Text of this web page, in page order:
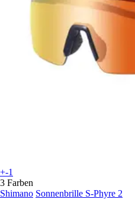
+-1
3 Farben
Shimano Sonnenbrille S-Phyre 2